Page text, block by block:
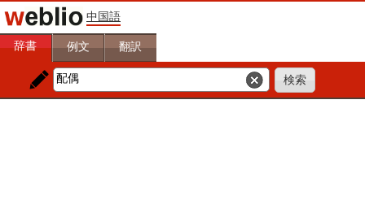
中国語
辞書 例文 翻訳